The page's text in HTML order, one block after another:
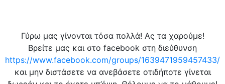
Γύρω μας γίνονται τόσα πολλά! Ας τα χαρούμε!
Βρείτε μας και στο facebook στη διεύθυνση
https://www.facebook.com/groups/1639471959457433/
και μην διστάσετε να ανεβάσετε οτιδήποτε γίνεται